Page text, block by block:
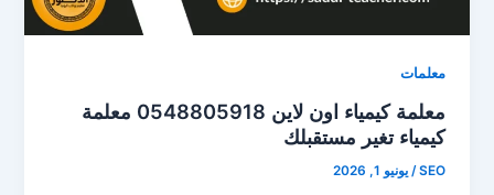
معلمات
معلمة كيمياء اون لاين 0548805918 معلمة
كيمياء تغير مستقبلك
SEO
/يونيو 1, 2026